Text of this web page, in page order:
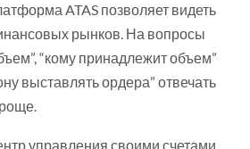
ATAS позволяет видеть
рынков. На вопросы
“кому принадлежит объем”
выставлять ордера” отвечать
управления своими счетами